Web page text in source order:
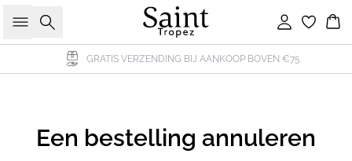
Zoeken Inloggen
GRATIS VERZENDING BIJ AANKOOP BOVEN €75
Een bestelling annuleren